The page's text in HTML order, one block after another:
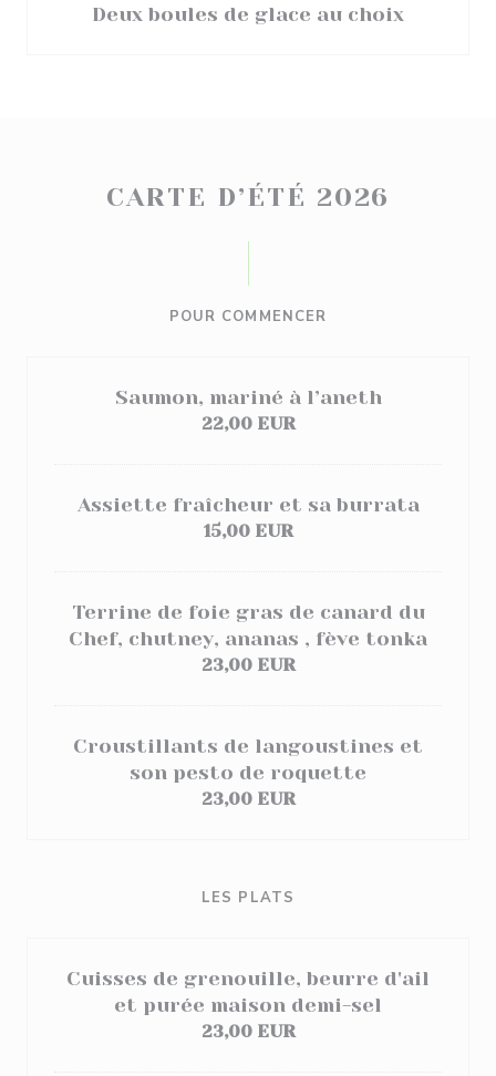
Deux boules de glace au choix
CARTE D’ÉTÉ 2026
POUR COMMENCER
Saumon, mariné à l’aneth
22,00 EUR
Assiette fraîcheur et sa burrata
15,00 EUR
Terrine de foie gras de canard du
Chef, chutney, ananas , fève tonka
23,00 EUR
Croustillants de langoustines et
son pesto de roquette
23,00 EUR
LES PLATS
Cuisses de grenouille, beurre d'ail
et purée maison demi-sel
23,00 EUR